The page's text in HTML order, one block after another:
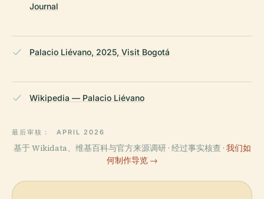
Journal
Palacio Liévano, 2025, Visit Bogotá
Wikipedia — Palacio Liévano
最后审核： APRIL 2026
基于 Wikidata、维基百科与官方来源调研 · 经过事实核查 · 我们如
何制作导览 →